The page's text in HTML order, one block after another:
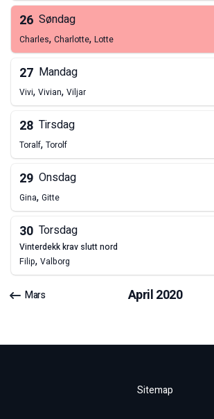
26 Søndag
Charles, Charlotte, Lotte
27 Mandag
Vivi, Vivian, Viljar
28 Tirsdag
Toralf, Torolf
29 Onsdag
Gina, Gitte
30 Torsdag
vinterdekk krav slutt nord
Filip, Valborg
Mars April2020
Sitemap